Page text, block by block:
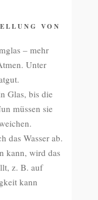
VON
– mehr
Unter
Glas, bis die
müssen sie
das Wasser ab.
kann, wird das
z. B. auf
kann